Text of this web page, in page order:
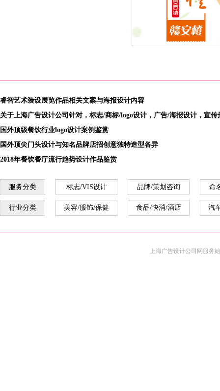
睿智艺术装设展览作品相关文案与海报设计内容
关于上海广告设计公司针对，标志/商标/logo设计，广告/海报设计，宣
国外顶级餐饮行业logo设计案例鉴赏
国外顶尖门头设计与知名品牌店招创意独特造型各异
2018年餐饮餐厅流行趋势设计作品鉴赏
服务分类 标志/VIS设计 品牌/策划咨询 命
行业分类 美容/服饰/保健 食品/快消/酒店 汽
上海广告设计公司 网服务